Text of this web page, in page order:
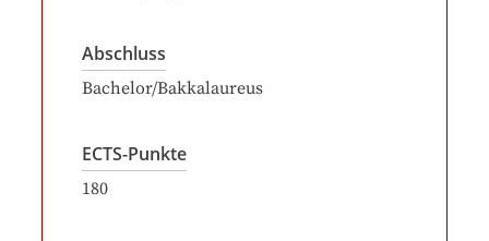
Abschluss
Bachelor/Bakkalaureus
ECTS-Punkte
180